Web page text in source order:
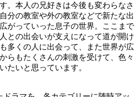
。本人の兄好きは今後も変わらなさ
分の教室や外の教室などで新たな出
がっていった息子の世界。ここまで
との出会いが支えになって道が開け
多くの人に出会って、また世界が広
らもたくさんの刺激を受けて、色々
たいと思っています。